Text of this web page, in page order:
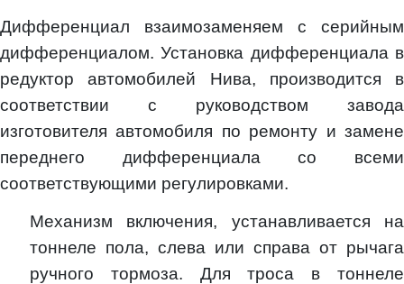
Дифференциал взаимозаменяем с серийным
дифференциалом. Установка дифференциала в
редуктор автомобилей Нива, производится в
соответствии с руководством завода
изготовителя автомобиля по ремонту и замене
переднего дифференциала со всеми
соответствующими регулировками.
Механизм включения, устанавливается на
тоннеле пола, слева или справа от рычага
ручного тормоза. Для троса в тоннеле